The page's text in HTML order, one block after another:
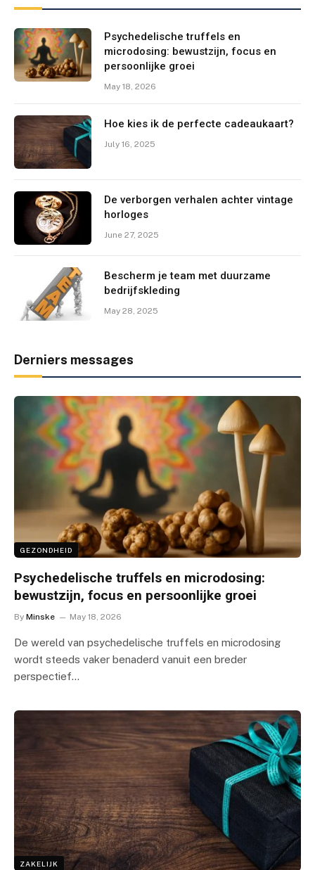
Psychedelische truffels en
microdosing: bewustzijn, focus en
persoonlijke groei
May 18, 2026
Hoe kies ik de perfecte cadeaukaart?
July 16, 2025
De verborgen verhalen achter vintage
horloges
June 27, 2025
Bescherm je team met duurzame
bedrijfskleding
May 28, 2025
Derniers messages
GEZONDHEID
Psychedelische truffels en microdosing:
bewustzijn, focus en persoonlijke groei
By Minske May 18, 2026
De wereld van psychedelische truffels en microdosing
wordt steeds vaker benaderd vanuit een breder
perspectief…
ZAKELIJK